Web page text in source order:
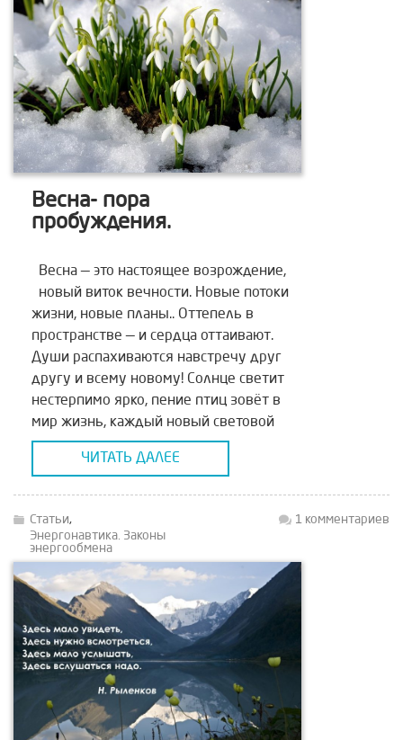
Весна- пора
пробуждения.
Весна — это настоящее возрождение,
новый виток вечности. Новые потоки
жизни, новые планы.. Оттепель в
пространстве — и сердца оттаивают.
Души распахиваются навстречу друг
другу и всему новому! Солнце светит
нестерпимо ярко, пение птиц зовёт в
мир жизнь, каждый новый световой
час дарит настроение обновления, и
дуют ветра перемен… Весна, словно
ЧИТАТЬ ДАЛЕЕ
Статьи,
Энергонавтика. Законы
энергообмена
1 комментариев